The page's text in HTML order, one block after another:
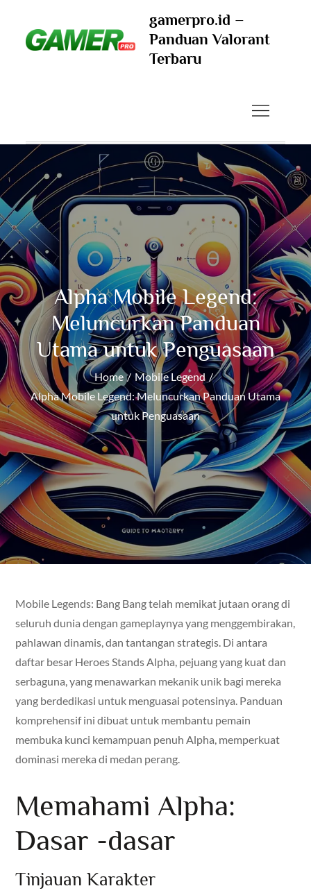
content
gamerpro.id –
Panduan Valorant
Terbaru
Alpha Mobile Legend:
Meluncurkan Panduan
Utama untuk Penguasaan
Home
Mobile Legend
Alpha Mobile Legend: Meluncurkan Panduan Utama
untuk Penguasaan
Mobile Legends: Bang Bang telah memikat jutaan orang di
seluruh dunia dengan gameplaynya yang menggembirakan,
pahlawan dinamis, dan tantangan strategis. Di antara
daftar besar Heroes Stands Alpha, pejuang yang kuat dan
serbaguna, yang menawarkan mekanik unik bagi mereka
yang berdedikasi untuk menguasai potensinya. Panduan
komprehensif ini dibuat untuk membantu pemain
membuka kunci kemampuan penuh Alpha, memperkuat
dominasi mereka di medan perang.
Memahami Alpha:
Dasar -dasar
Tinjauan Karakter